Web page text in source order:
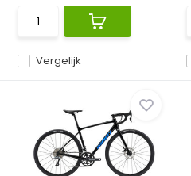
Vergelijk